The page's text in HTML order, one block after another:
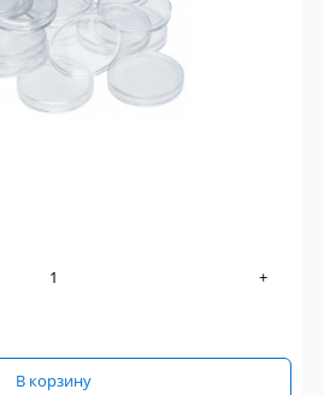
+
В корзину